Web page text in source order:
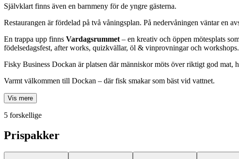
Självklart finns även en barnmeny för de yngre gästerna.
Restaurangen är fördelad på två våningsplan. På nedervåningen väntar en
En trappa upp finns Vardagsrummet – en kreativ och öppen mötesplats
födelsedagsfest, after works, quizkvällar, öl & vinprovningar och workshops.
Fisky Business Dockan är platsen där människor möts över riktigt god mat,
Varmt välkommen till Dockan – där fisk smakar som bäst vid vattnet.
Vis mere
5 forskellige
Prispakker